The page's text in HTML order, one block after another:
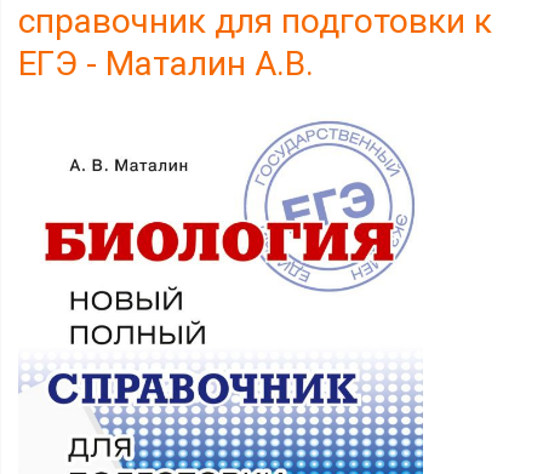
справочник для подготовки к
ЕГЭ - Маталин А.В.